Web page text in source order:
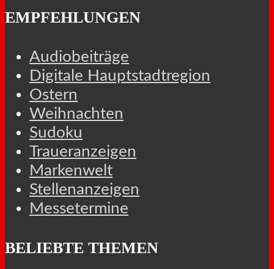
EMPFEHLUNGEN
Audiobeiträge
Digitale Hauptstadtregion
Ostern
Weihnachten
Sudoku
Traueranzeigen
Markenwelt
Stellenanzeigen
Messetermine
BELIEBTE THEMEN